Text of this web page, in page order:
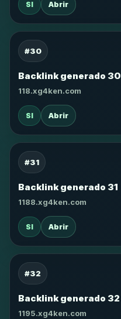
SI Abrir
#30
Backlink generado 30
118.xg4ken.com
SI Abrir
#31
Backlink generado 31
1188.xg4ken.com
SI Abrir
#32
Backlink generado 32
1195.xg4ken.com